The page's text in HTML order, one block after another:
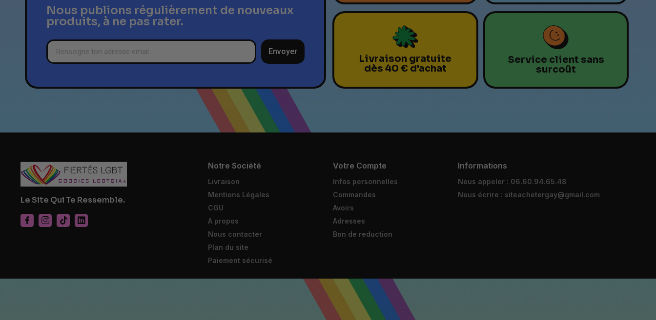
Nous publions régulièrement de nouveaux
produits, à ne pas rater.
Envoyer
Livraison gratuite
dès 40 € d'achat
Service client sans
surcoût
Le Site Qui Te Ressemble.
Notre Société
Livraison
Mentions Légales
CGU
A propos
Nous contacter
Plan du site
Paiement sécurisé
Votre Compte
Infos personnelles
Commandes
Avoirs
Adresses
Bon de reduction
Informations
Nous appeler : 06.60.94.65.48
Nous écrire : siteachetergay@gmail.com